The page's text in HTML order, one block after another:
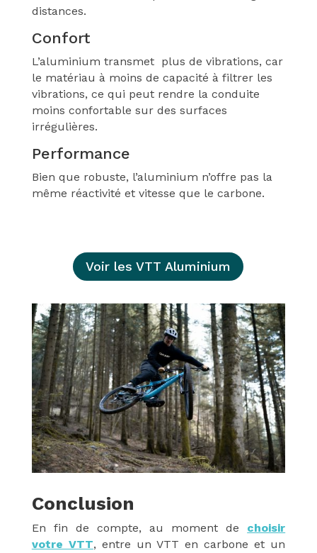
distances.
Confort
L’aluminium transmet plus de vibrations, car
le matériau à moins de capacité à filtrer les
vibrations, ce qui peut rendre la conduite
moins confortable sur des surfaces
irrégulières.
Performance
Bien que robuste, l’aluminium n’offre pas la
même réactivité et vitesse que le carbone.
Voir les VTT Aluminium
Conclusion
En fin de compte, au moment de choisir
votre VTT, entre un VTT en carbone et un